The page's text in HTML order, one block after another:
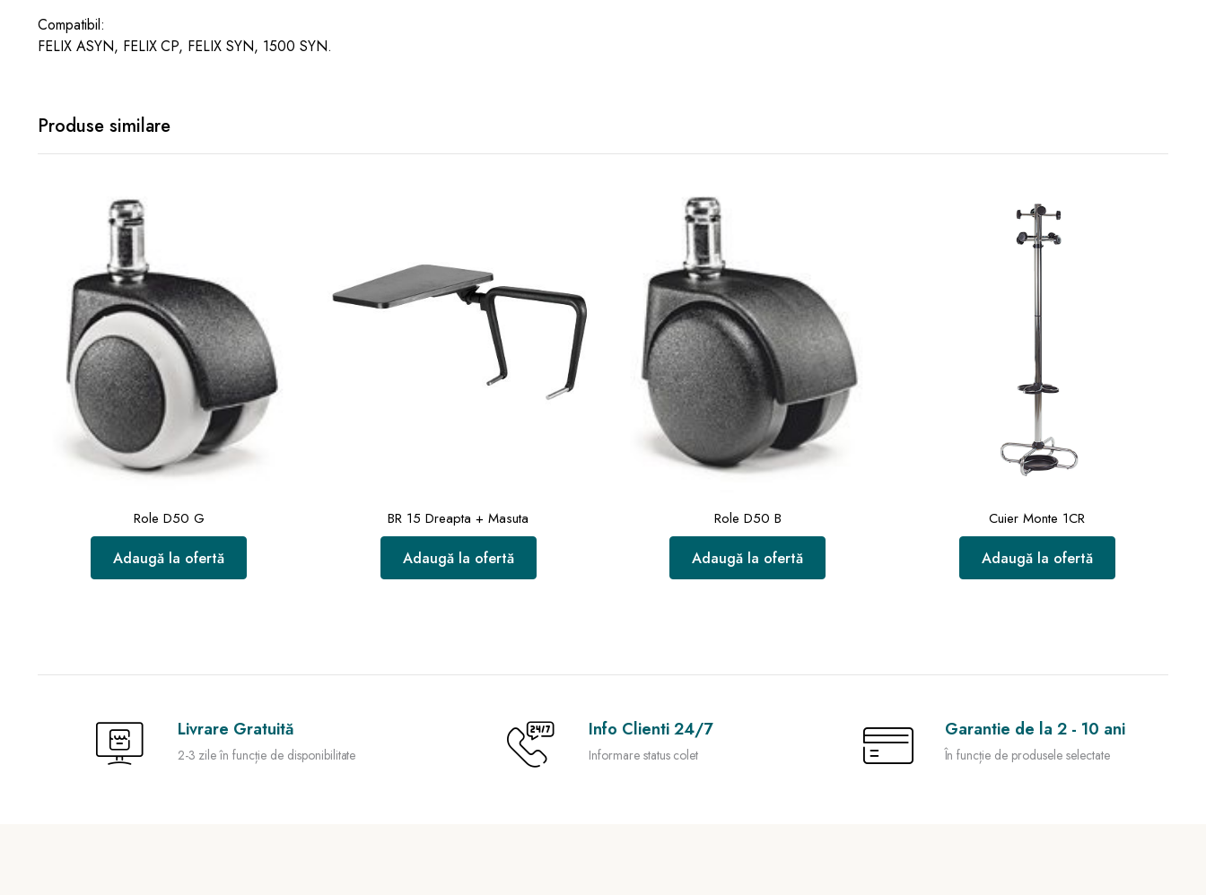
Compatibil:
FELIX ASYN, FELIX CP, FELIX SYN, 1500 SYN.
Produse similare
Role D50 G
Adaugă la ofertă
BR 15 Dreapta + Masuta
Adaugă la ofertă
Role D50 B
Adaugă la ofertă
Cuier Monte 1CR
Adaugă la ofertă
Livrare Gratuită
2-3 zile în funcție de disponibilitate
Info Clienti 24/7
Informare status colet
Garantie de la 2 - 10 ani
În funcție de produsele selectate